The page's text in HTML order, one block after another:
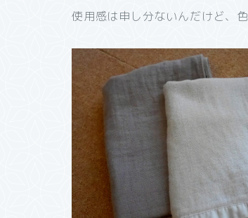
使用感は申し分ないんだけど、